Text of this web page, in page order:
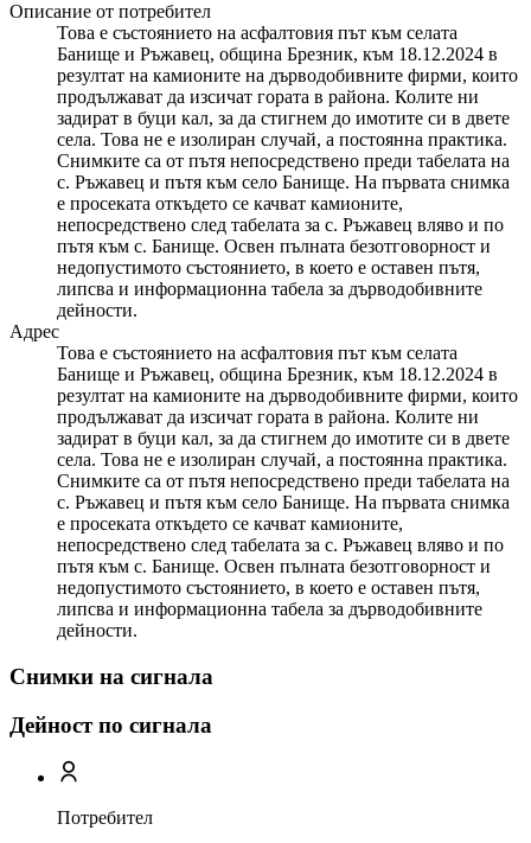
Описание от потребител
Това е състоянието на асфалтовия път към селата
Банище и Ръжавец, община Брезник, към 18.12.2024 в
резултат на камионите на дърводобивните фирми, които
продължават да изсичат гората в района. Колите ни
задират в буци кал, за да стигнем до имотите си в двете
села. Това не е изолиран случай, а постоянна практика.
Снимките са от пътя непосредствено преди табелата на
с. Ръжавец и пътя към село Банище. На първата снимка
е просеката откъдето се качват камионите,
непосредствено след табелата за с. Ръжавец вляво и по
пътя към с. Банище. Освен пълната безотговорност и
недопустимото състоянието, в което е оставен пътя,
липсва и информационна табела за дърводобивните
дейности.
Адрес
Това е състоянието на асфалтовия път към селата
Банище и Ръжавец, община Брезник, към 18.12.2024 в
резултат на камионите на дърводобивните фирми, които
продължават да изсичат гората в района. Колите ни
задират в буци кал, за да стигнем до имотите си в двете
села. Това не е изолиран случай, а постоянна практика.
Снимките са от пътя непосредствено преди табелата на
с. Ръжавец и пътя към село Банище. На първата снимка
е просеката откъдето се качват камионите,
непосредствено след табелата за с. Ръжавец вляво и по
пътя към с. Банище. Освен пълната безотговорност и
недопустимото състоянието, в което е оставен пътя,
липсва и информационна табела за дърводобивните
дейности.
Снимки на сигнала
Дейност по сигнала
Потребител